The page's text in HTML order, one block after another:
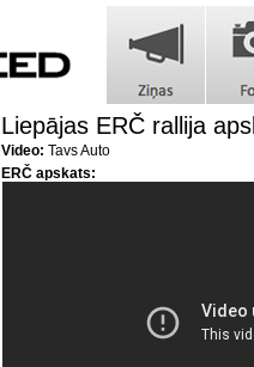
Liepājas ERČ rallija
Video: Tavs Auto
ERČ apskats: